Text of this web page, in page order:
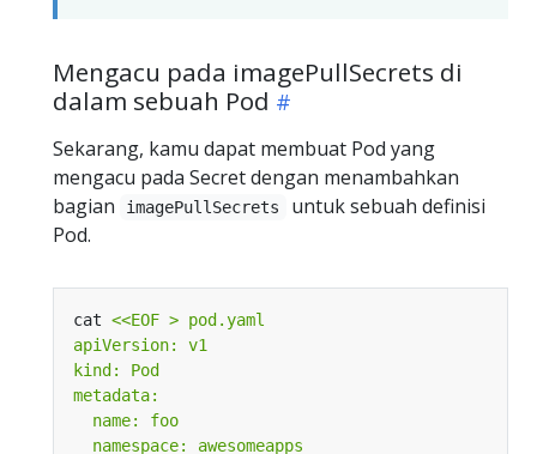
Mengacu pada imagePullSecrets di
dalam sebuah Pod
Sekarang, kamu dapat membuat Pod yang
mengacu pada Secret dengan menambahkan
bagian
imagePullSecrets
untuk sebuah definisi
Pod.
cat